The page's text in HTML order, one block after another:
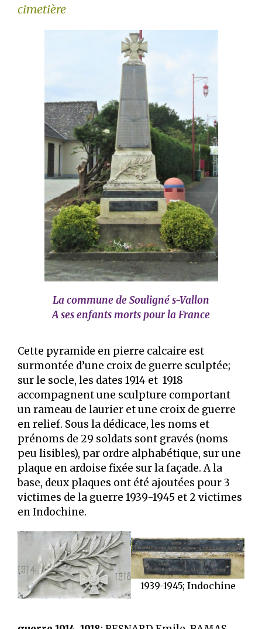
cimetière
La commune de Souligné s-Vallon
A ses enfants morts pour la France
Cette pyramide en pierre calcaire est
surmontée d’une croix de guerre sculptée;
sur le socle, les dates 1914 et 1918
accompagnent une sculpture comportant
un rameau de laurier et une croix de guerre
en relief. Sous la dédicace, les noms et
prénoms de 29 soldats sont gravés (noms
peu lisibles), par ordre alphabétique, sur une
plaque en ardoise fixée sur la façade. A la
base, deux plaques ont été ajoutées pour 3
victimes de la guerre 1939-1945 et 2 victimes
en Indochine.
1939-1945; Indochine